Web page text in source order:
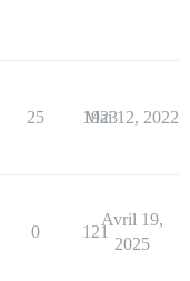
25 1923
Mai 12, 2022
0 121
Avril 19,
2025